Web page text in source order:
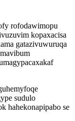
rofodawimopu
kopaxacisa
gatazivuwuruqa
sudulo
hahekonapipabo se